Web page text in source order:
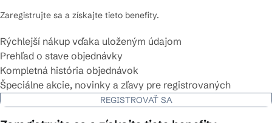
Zaregistrujte sa a získajte tieto benefity.
Rýchlejší nákup vďaka uloženým údajom
Prehľad o stave objednávky
Kompletná história objednávok
Špeciálne akcie, novinky a zľavy pre registrovaných
REGISTROVAŤ SA